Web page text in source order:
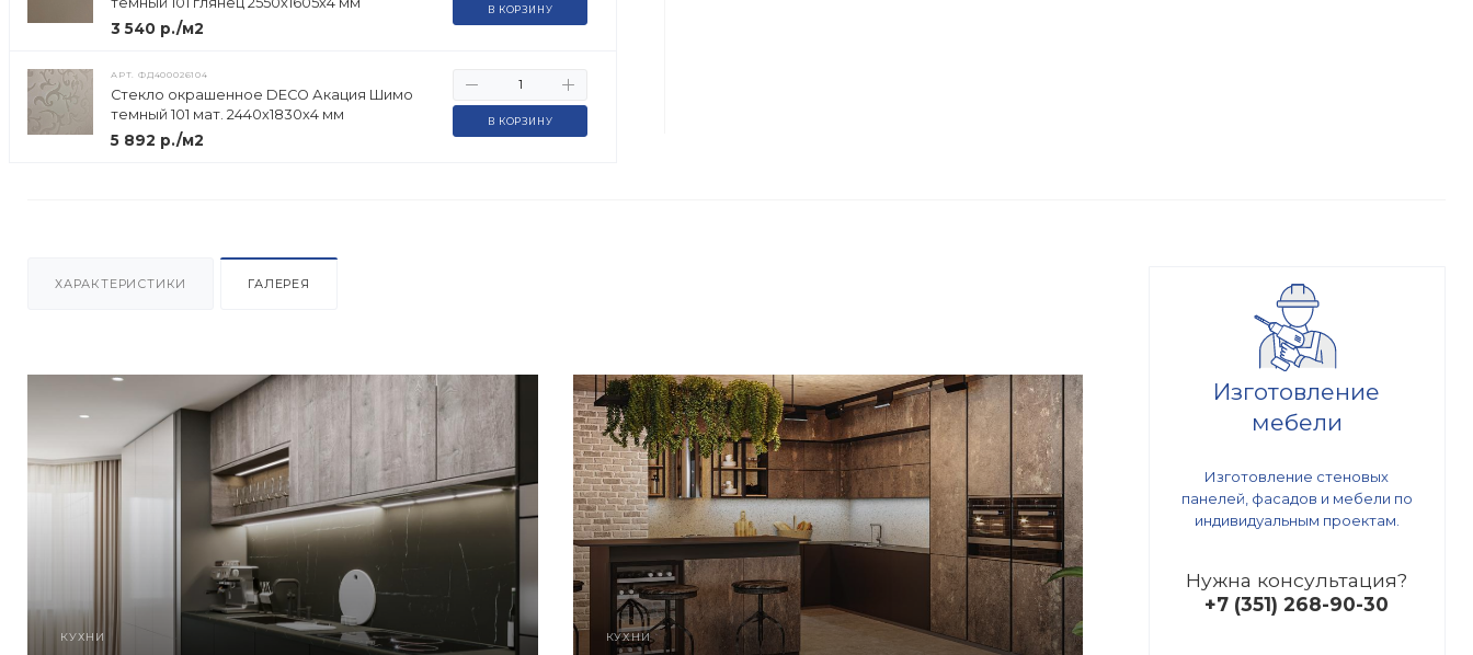
3 540 р./м2
В КОРЗИНУ
АРТ.ФД400026104
Стекло окрашенное DECO Акация Шимо
темный 101 мат. 2440х1830х4 мм
5 892 р./м2
В КОРЗИНУ
Изготовление
мебели
Изготовление стеновых
панелей, фасадов и мебели по
индивидуальным проектам.
Нужна консультация?
+7 (351) 268-90-30
ХАРАКТЕРИСТИКИ ГАЛЕРЕЯ
КУХНИ КУХНИ